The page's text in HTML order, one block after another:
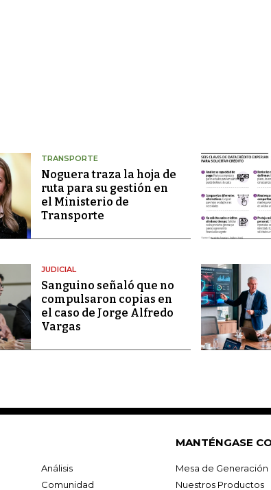
TRANSPORTE
Noguera traza la hoja de
ruta para su gestión en
el Ministerio de
Transporte
JUDICIAL
Sanguino señaló que no
compulsaron copias en
el caso de Jorge Alfredo
Vargas
Análisis
Comunidad
MANTÉNGASE
Mesa de
Nuestros Productos